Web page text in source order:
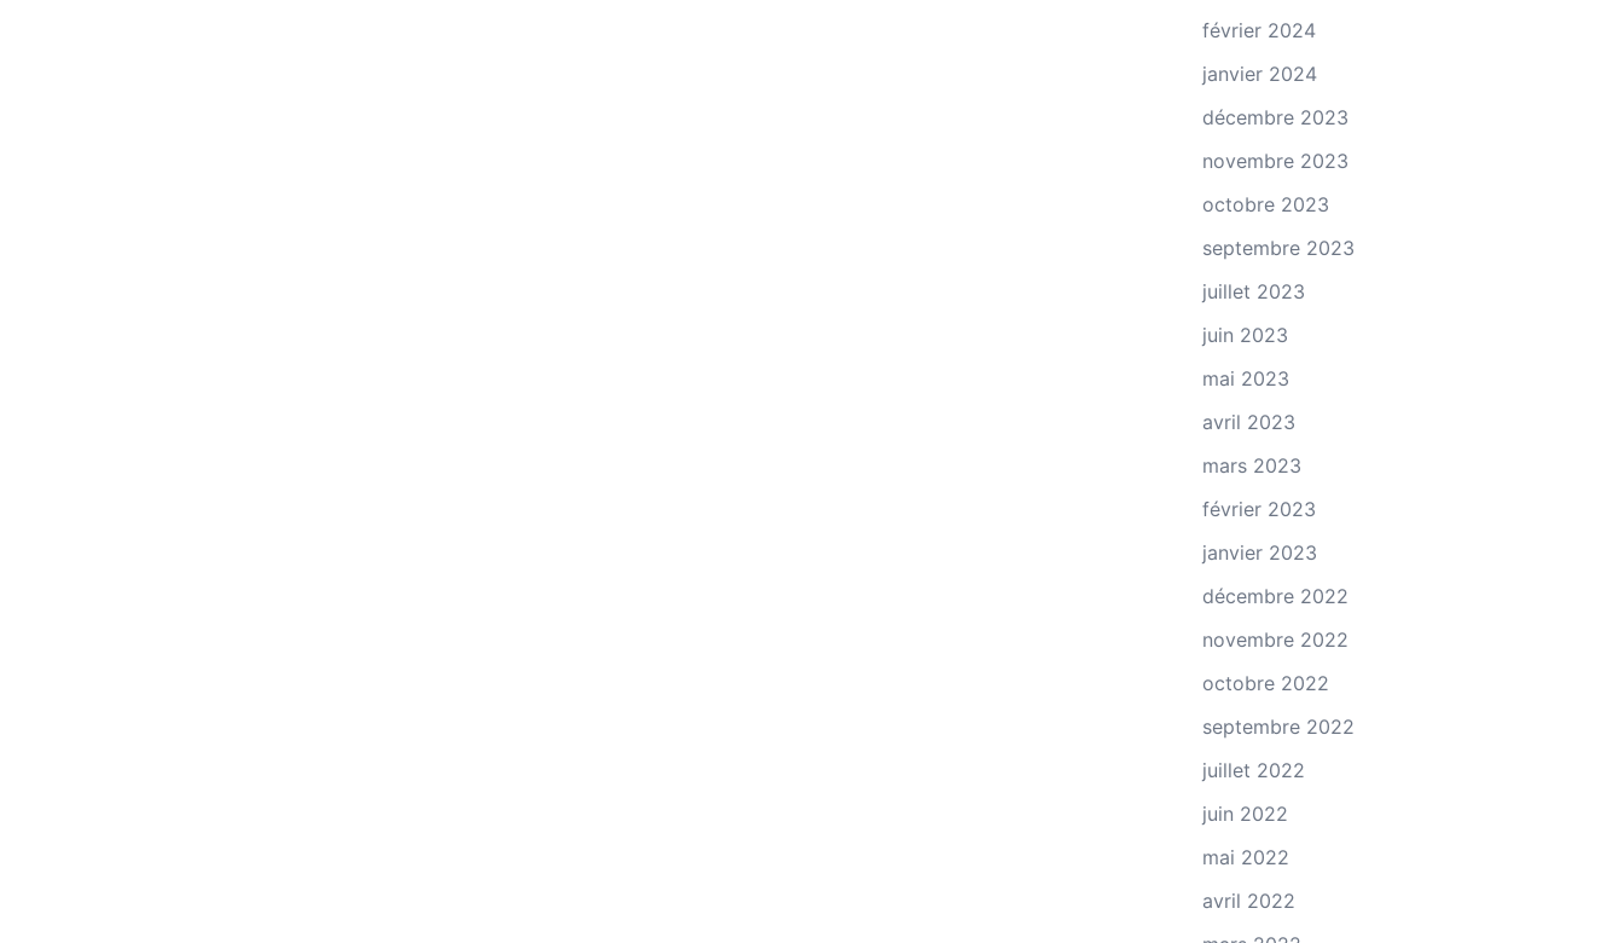
février 2024
janvier 2024
décembre 2023
novembre 2023
octobre 2023
septembre 2023
juillet 2023
juin 2023
mai 2023
avril 2023
mars 2023
février 2023
janvier 2023
décembre 2022
novembre 2022
octobre 2022
septembre 2022
juillet 2022
juin 2022
mai 2022
avril 2022